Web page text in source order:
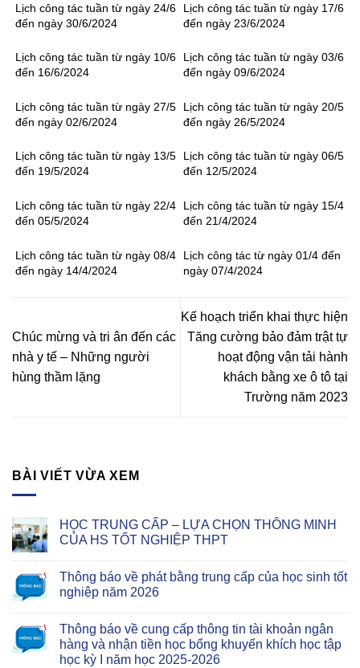
Lịch công tác tuần từ ngày 24/6
đến ngày 30/6/2024
Lịch công tác tuần từ ngày 17/6
đến ngày 23/6/2024
Lịch công tác tuần từ ngày 10/6
đến 16/6/2024
Lịch công tác tuần từ ngày 03/6
đến ngày 09/6/2024
Lịch công tác tuần từ ngày 27/5
đến ngày 02/6/2024
Lịch công tác tuần từ ngày 20/5
đến ngày 26/5/2024
Lịch công tác tuần từ ngày 13/5
đến 19/5/2024
Lịch công tác tuần từ ngày 06/5
đến 12/5/2024
Lịch công tác tuần từ ngày 22/4
đến 05/5/2024
Lịch công tác tuần từ ngày 15/4
đến 21/4/2024
Lịch công tác tuần từ ngày 08/4
đến ngày 14/4/2024
Lịch công tác từ ngày 01/4 đến
ngày 07/4/2024
Chúc mừng và tri ân đến các
nhà y tế – Những người
hùng thầm lặng
Kế hoạch triển khai thực hiện
Tăng cường bảo đảm trật tự
hoạt động vận tải hành
khách bằng xe ô tô tại
Trường năm 2023
BÀI VIẾT VỪA XEM
HỌC TRUNG CẤP – LỰA CHỌN THÔNG MINH
CỦA HS TỐT NGHIỆP THPT
Thông báo về phát bằng trung cấp của học sinh tốt
nghiệp năm 2026
Thông báo về cung cấp thông tin tài khoản ngân
hàng và nhận tiền học bổng khuyến khích học tập
học kỳ I năm học 2025-2026